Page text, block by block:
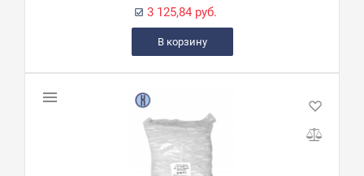
3 125,84 руб.
В корзину